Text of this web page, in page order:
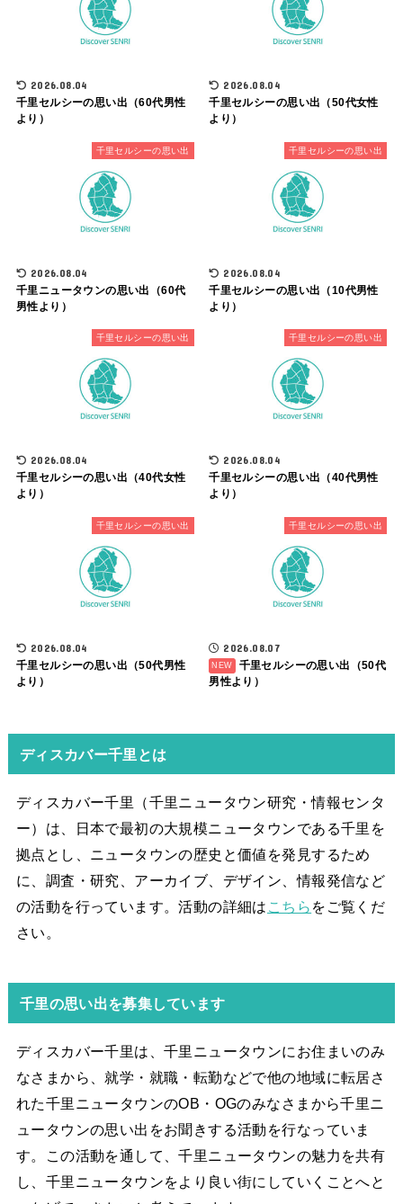
2026.08.04
千里セルシーの思い出（60代男性
より）
2026.08.04
千里セルシーの思い出（50代女性
より）
千里セルシーの思い出
2026.08.04
千里ニュータウンの思い出（60代
男性より）
千里セルシーの思い出
2026.08.04
千里セルシーの思い出（10代男性
より）
千里セルシーの思い出
2026.08.04
千里セルシーの思い出（40代女性
より）
千里セルシーの思い出
2026.08.04
千里セルシーの思い出（40代男性
より）
千里セルシーの思い出
2026.08.04
千里セルシーの思い出（50代男性
より）
千里セルシーの思い出
2026.08.07
千里セルシーの思い出（50代
男性より）
ディスカバー千里とは
ディスカバー千里（千里ニュータウン研究・情報センタ
ー）は、日本で最初の大規模ニュータウンである千里を
拠点とし、ニュータウンの歴史と価値を発見するため
に、調査・研究、アーカイブ、デザイン、情報発信など
の活動を行っています。活動の詳細は こちら をご覧くだ
さい。
千里の思い出を募集しています
ディスカバー千里は、千里ニュータウンにお住まいのみ
なさまから、就学・就職・転勤などで他の地域に転居さ
れた千里ニュータウンのOB・OGのみなさまから千里ニ
ュータウンの思い出をお聞きする活動を行なっていま
す。この活動を通して、千里ニュータウンの魅力を共有
し、千里ニュータウンをより良い街にしていくことへと